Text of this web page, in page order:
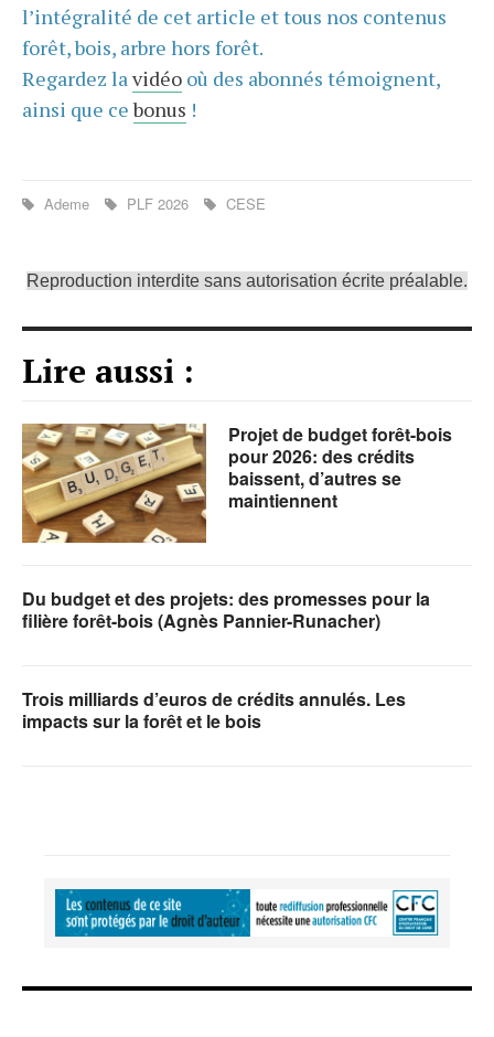
l’intégralité de cet article et tous nos contenus
forêt, bois, arbre hors forêt.
Regardez lavidéo où des abonnés témoignent,
ainsi que cebonus !
Ademe PLF 2026 CESE
Reproduction interdite sans autorisation écrite préalable.
Lire aussi :
Projet de budget forêt-bois
pour 2026: des crédits
baissent, d’autres se
maintiennent
Du budget et des projets: des promesses pour la
filière forêt-bois (Agnès Pannier-Runacher)
Trois milliards d’euros de crédits annulés. Les
impacts sur la forêt et le bois